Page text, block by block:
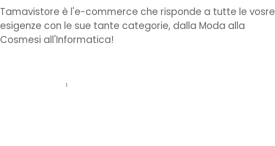
Tamavistore è l'e-commerce che risponde a tutte le vosre
esigenze con le sue tante categorie, dalla Moda alla
Cosmesi all'Informatica!
1